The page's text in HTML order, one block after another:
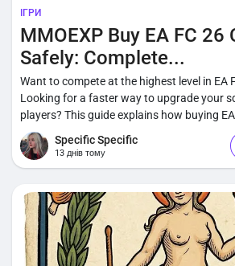
ІГРИ
MMOEXP Buy EA FC 26
Safely: Complete...
Want to compete at the highest level in EA
Looking for a faster way to upgrade your
players? This guide explains how buying
Specific Specific
13 днів тому